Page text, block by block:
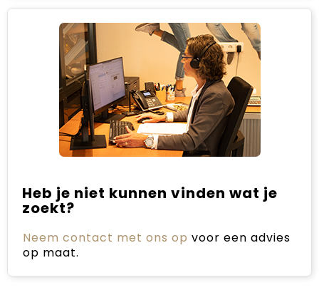
Heb je niet kunnen vinden wat je
zoekt?
Neem contact met ons op voor een advies
op maat.